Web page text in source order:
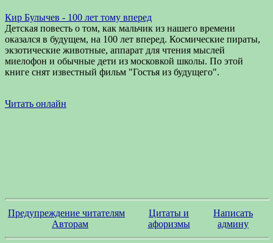
Кир Булычев - 100 лет тому вперед
Детская повесть о том, как мальчик из нашего времени
оказался в будущем, на 100 лет вперед. Космические пираты,
экзотические животные, аппарат для чтения мыслей
миелофон и обычные дети из московкой школы. По этой
книге снят известный фильм "Гостья из будущего".
Читать онлайн
Предупреждение читателям
Авторам
Цитаты и
афоризмы
Написать
админу